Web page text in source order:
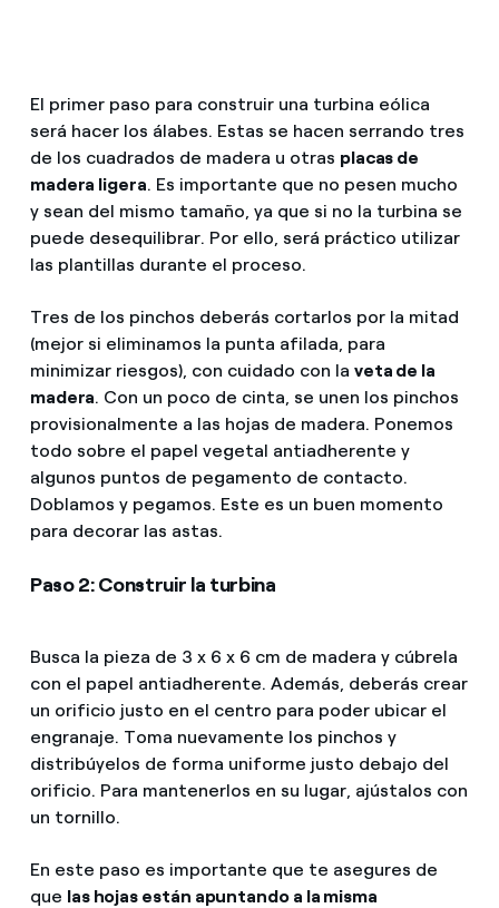
El primer paso para construir una turbina eólica
será hacer los álabes. Estas se hacen serrando tres
de los cuadrados de madera u otras placas de
madera ligera. Es importante que no pesen mucho
y sean del mismo tamaño, ya que si no la turbina se
puede desequilibrar. Por ello, será práctico utilizar
las plantillas durante el proceso.
Tres de los pinchos deberás cortarlos por la mitad
(mejor si eliminamos la punta afilada, para
minimizar riesgos), con cuidado con la veta de la
madera. Con un poco de cinta, se unen los pinchos
provisionalmente a las hojas de madera. Ponemos
todo sobre el papel vegetal antiadherente y
algunos puntos de pegamento de contacto.
Doblamos y pegamos. Este es un buen momento
para decorar las astas.
Paso 2: Construir la turbina
Busca la pieza de 3 x 6 x 6 cm de madera y cúbrela
con el papel antiadherente. Además, deberás crear
un orificio justo en el centro para poder ubicar el
engranaje. Toma nuevamente los pinchos y
distribúyelos de forma uniforme justo debajo del
orificio. Para mantenerlos en su lugar, ajústalos con
un tornillo.
En este paso es importante que te asegures de
que las hojas están apuntando a la misma